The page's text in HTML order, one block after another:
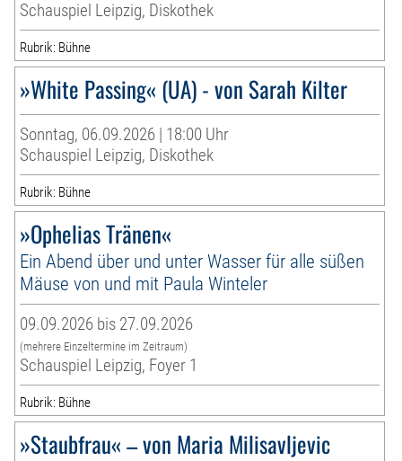
Schauspiel Leipzig, Diskothek
Rubrik: Bühne
»White Passing« (UA) - von Sarah Kilter
Sonntag, 06.09.2026 | 18:00 Uhr
Schauspiel Leipzig, Diskothek
Rubrik: Bühne
»Ophelias Tränen«
Ein Abend über und unter Wasser für alle süßen
Mäuse von und mit Paula Winteler
09.09.2026 bis 27.09.2026
(mehrere Einzeltermine im Zeitraum)
Schauspiel Leipzig, Foyer 1
Rubrik: Bühne
»Staubfrau« – von Maria Milisavljevic